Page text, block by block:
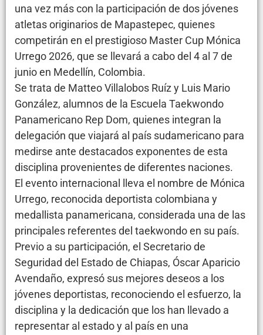
una vez más con la participación de dos jóvenes
atletas originarios de Mapastepec, quienes
competirán en el prestigioso Master Cup Mónica
Urrego 2026, que se llevará a cabo del 4 al 7 de
junio en Medellín, Colombia.
Se trata de Matteo Villalobos Ruíz y Luis Mario
González, alumnos de la Escuela Taekwondo
Panamericano Rep Dom, quienes integran la
delegación que viajará al país sudamericano para
medirse ante destacados exponentes de esta
disciplina provenientes de diferentes naciones.
El evento internacional lleva el nombre de Mónica
Urrego, reconocida deportista colombiana y
medallista panamericana, considerada una de las
principales referentes del taekwondo en su país.
Previo a su participación, el Secretario de
Seguridad del Estado de Chiapas, Óscar Aparicio
Avendaño, expresó sus mejores deseos a los
jóvenes deportistas, reconociendo el esfuerzo, la
disciplina y la dedicación que los han llevado a
representar al estado y al país en una